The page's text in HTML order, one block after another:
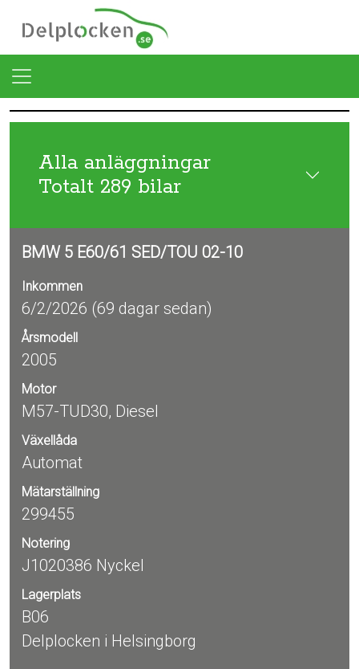
Alla anläggningar
Totalt 289 bilar
BMW 5 E60/61 SED/TOU 02-10
Inkommen
6/2/2026 (69 dagar sedan)
Årsmodell
2005
Motor
M57-TUD30, Diesel
Växellåda
Automat
Mätarställning
299455
Notering
J1020386 Nyckel
Lagerplats
B06
Delplocken i Helsingborg